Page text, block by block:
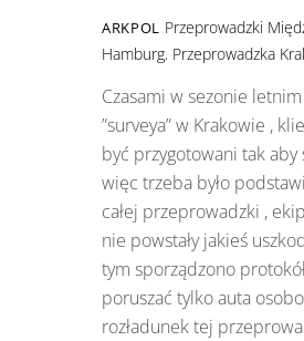
ARKPOL Przeprowadzki
Hamburg, Przeprowadzka
Czasami w sezonie
”surveya” w Krakowie ,
być przygotowani tak
więc trzeba było
całej przeprowadzki ,
nie powstały jakieś
tym sporządzono
poruszać tylko auta
rozładunek tej